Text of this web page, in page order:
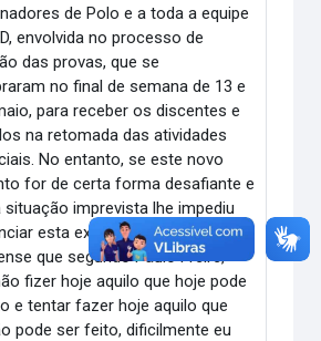
de Polo e a toda a equipe
envolvida no processo de
das provas, que se
no final de semana de 13 e
para receber os discentes e
na retomada das atividades
No entanto, se este novo
for de certa forma desafiante e
situação imprevista lhe impediu
esta experiência de voltar ao
que segundo Paulo Freire, “
fizer hoje aquilo que hoje pode
e tentar fazer hoje aquilo que
pode ser feito, dificilmente eu